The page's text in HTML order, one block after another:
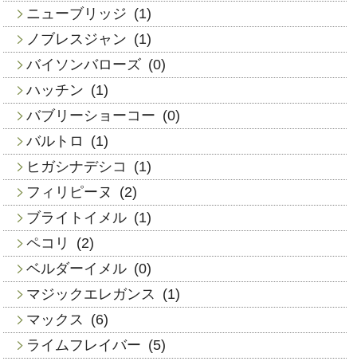
ニューブリッジ (1)
ノブレスジャン (1)
バイソンバローズ (0)
ハッチン (1)
バブリーショーコー (0)
バルトロ
(1)
ヒガシナデシコ
(1)
フィリピーヌ
(2)
ブライトイメル (1)
ペコリ
(2)
ベルダーイメル (0)
マジックエレガンス
(1)
マックス
(6)
ライムフレイバー (5)